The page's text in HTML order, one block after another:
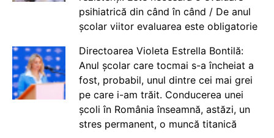
psihiatrică din când în când / De anul
școlar viitor evaluarea este obligatorie
Directoarea Violeta Estrella Bontilă:
Anul școlar care tocmai s-a încheiat a
fost, probabil, unul dintre cei mai grei
pe care i-am trăit. Conducerea unei
școli în România înseamnă, astăzi, un
stres permanent, o muncă titanică